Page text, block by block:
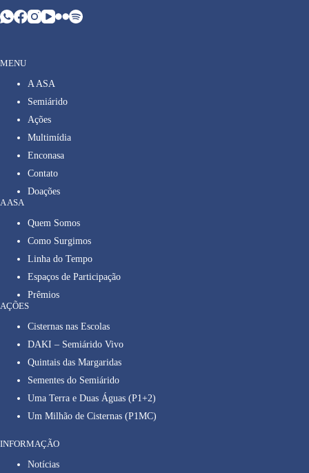
MENU
A ASA
Semiárido
Ações
Multimídia
Enconasa
Contato
Doações
A ASA
Quem Somos
Como Surgimos
Linha do Tempo
Espaços de Participação
Prêmios
AÇÕES
Cisternas nas Escolas
DAKI – Semiárido Vivo
Quintais das Margaridas
Sementes do Semiárido
Uma Terra e Duas Águas (P1+2)
Um Milhão de Cisternas (P1MC)
INFORMAÇÃO
Notícias